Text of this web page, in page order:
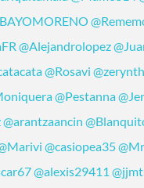
@Alejandrolopez
@Rosavi
@Pestanna
@arantzaancin
@casiopea35
@alexis29411